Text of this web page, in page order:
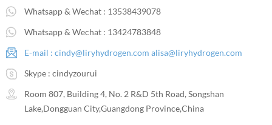
Whatsapp & Wechat : 13538439078
Whatsapp & Wechat : 13424783848
E-mail : cindy@liryhydrogen.com alisa@liryhydrogen.com
Skype : cindyzourui
Room 807, Building 4, No. 2 R&D 5th Road, Songshan
Lake,Dongguan City,Guangdong Province,China